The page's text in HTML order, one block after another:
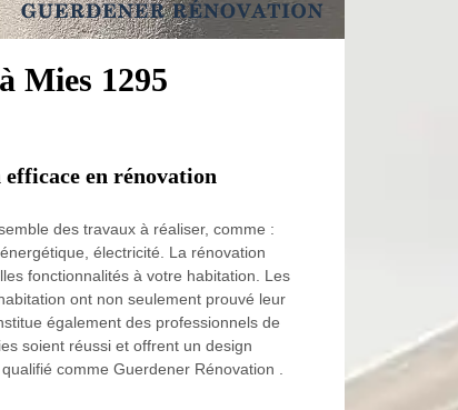
Mies 1295
en rénovation
des travaux à réaliser, comme :
électricité. La rénovation
fonctionnalités à votre habitation. Les
ont non seulement prouvé leur
également des professionnels de
soient réussi et offrent un design
comme Guerdener Rénovation .